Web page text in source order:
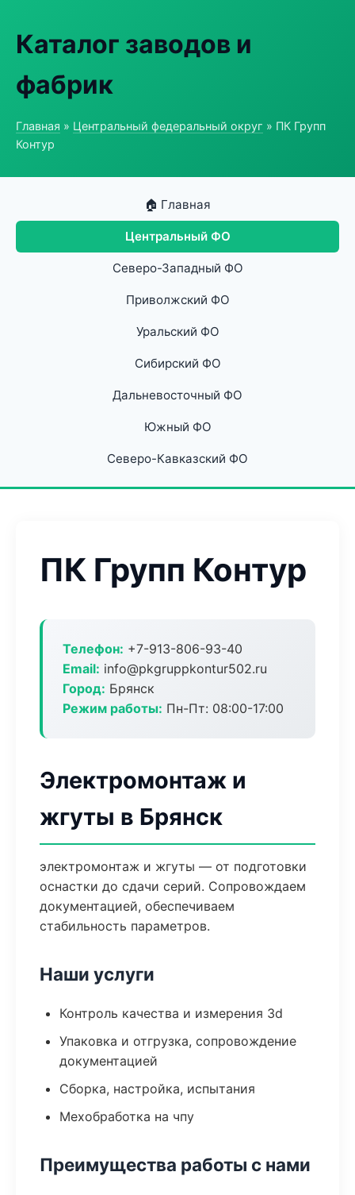
Каталог заводов и
фабрик
Главная » Центральный федеральный округ » ПК Групп
Контур
🏠 Главная
Центральный ФО
Северо-Западный ФО
Приволжский ФО
Уральский ФО
Сибирский ФО
Дальневосточный ФО
Южный ФО
Северо-Кавказский ФО
ПК Групп Контур
Телефон: +7-913-806-93-40
Email: info@pkgruppkontur502.ru
Город: Брянск
Режим работы: Пн-Пт: 08:00-17:00
Электромонтаж и
жгуты в Брянск
электромонтаж и жгуты — от подготовки
оснастки до сдачи серий. Сопровождаем
документацией, обеспечиваем
стабильность параметров.
Наши услуги
Контроль качества и измерения 3d
Упаковка и отгрузка, сопровождение
документацией
Сборка, настройка, испытания
Мехобработка на чпу
Преимущества работы с нами